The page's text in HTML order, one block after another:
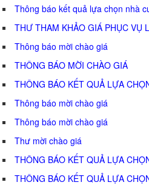
Thông báo kết quả lựa chọn nhà
THƯ THAM KHẢO GIÁ PHỤC VỤ
Thông báo mời chào giá
THÔNG BÁO MỜI CHÀO GIÁ
THÔNG BÁO KẾT QUẢ LỰA
Thông báo mời chào giá
Thông báo mời chào giá
Thư mời chào giá
THÔNG BÁO KẾT QUẢ LỰA
THÔNG BÁO KẾT QUẢ LỰA